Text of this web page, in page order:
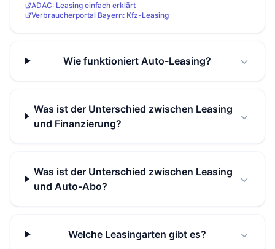
ADAC: Leasing einfach erklärt
Verbraucherportal Bayern: Kfz-Leasing
Wie funktioniert Auto-Leasing?
Was ist der Unterschied zwischen Leasing
und Finanzierung?
Was ist der Unterschied zwischen Leasing
und Auto-Abo?
Welche Leasingarten gibt es?